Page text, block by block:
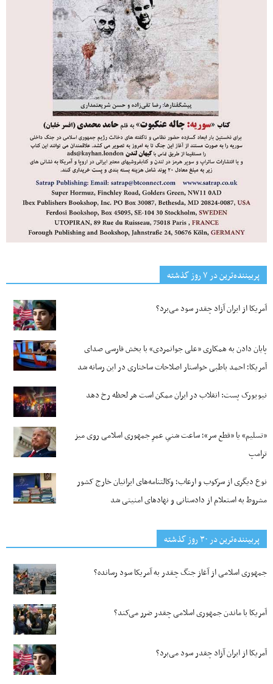
پربیننده‌ترین‌ در ۷ روز گذشته
آمریکا از ایران آزاد چقدر سود می‌برد؟
پایان دادن به همکاری «علی جوانمردی» با بخش فارسی صدای
آمریکا؛ احمد باطبی خواستار اصلاحات ساختاری در این رسانه شد
نیویورک پست: انقلاب در ایران ممکن است هر لحظه رخ دهد
«تسلیم» یا «قطع سر»؛ ساعت شنیِ عمرِ جمهوری اسلامی روی میز
ترامپ
نوع دیگری از سرکوب و ارعاب؛ وکالتنامه‌های ایرانیان خارج کشور
مشروط به استعلام از دادستانی و نهادهای امنیتی شد
پربیننده‌ترین‌ در ۳۰ روز گذشته
جمهوری اسلامی از آغاز جنگ چقدر به آمریکا سود رسانده؟
آمریکا با ماندن جمهوری اسلامی چقدر ضرر می‌کند؟
آمریکا از ایران آزاد چقدر سود می‌برد؟